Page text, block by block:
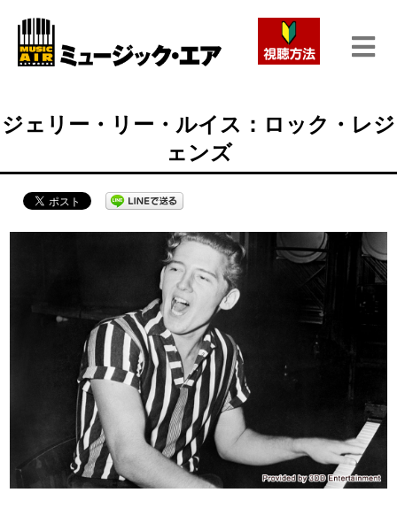
ジェリー・リー・ルイス：ロック・レジ
ェンズ